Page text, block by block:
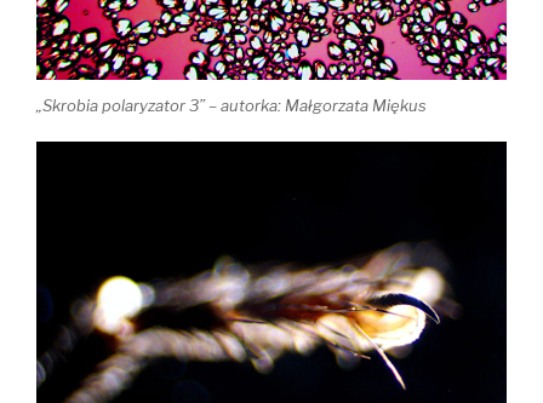
„Skrobia polaryzator 3” – autorka: Małgorzata Miękus